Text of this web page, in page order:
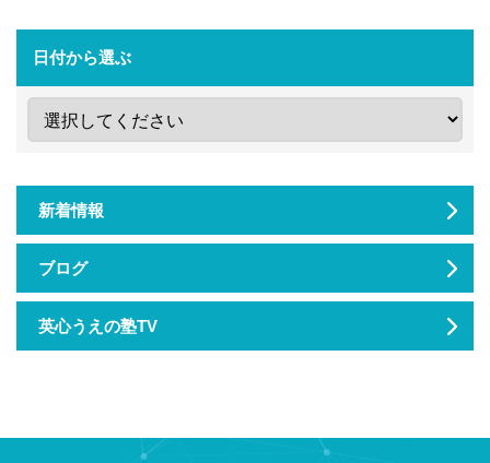
日付から選ぶ
新着情報
ブログ
英心うえの塾TV